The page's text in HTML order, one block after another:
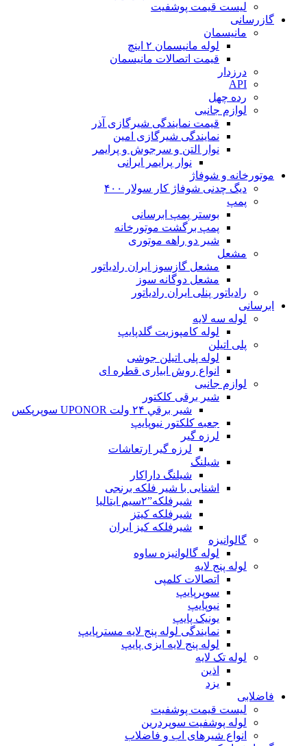
لیست قیمت پوشفیت
گازرسانی
مانیسمان
لوله مانیسمان ۲ اینچ
قیمت اتصالات مانیسمان
درزدار
API
رده چهل
لوازم جانبی
قیمت نمایندگی شیرگازی آذر
نمایندگی شیرگازی امین
نوار التن و سرجوش و پرایمر
نوار پرایمر ایرانی
موتورخانه و شوفاژ
دیگ چدنی شوفاژ کار سولار ۴۰۰
پمپ
بوستر پمپ ابرسانی
پمپ برگشت موتورخانه
شیر دو راهه موتوری
مشعل
مشعل گازسوز ایران رادیاتور
مشعل دوگانه سوز
رادیاتور پنلی ایران رادیاتور
ابرسانی
لوله سه لایه
لوله کامپوزیت گلدپایپ
پلی اتیلن
لوله پلی اتیلن جوشی
انواع روش ابیاری قطره ای
لوازم جانبی
شیر برقی کلکتور
شير برقي ۲۴ ولت UPONOR سوپرپکس
جعبه کلکتور نیوپایپ
لرزه گیر
لرزه گیر ارتعاشات
شیلنگ
شیلنگ داراکار
اشنایی با شیر فلکه برنجی
شیرفلکه”۲سیم ایتالیا
شیرفلکه کیتز
شیرفلکه کیز ایران
گالوانیزه
لوله گالوانیزه ساوه
لوله پنج لایه
اتصالات کلمپی
سوپرپایپ
نیوپایپ
یونیک پایپ
نمایندگی لوله پنج لایه مسترپایپ
لوله پنج لایه ایزی پایپ
لوله تک لایه
اذین
یزد
فاضلابی
لیست قیمت پوشفیت
لوله پوشفیت سوپردرین
انواع شیرهای اب و فاضلاب